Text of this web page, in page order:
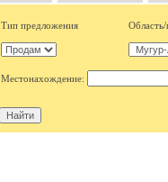
Тип предложения
Местонахождение: